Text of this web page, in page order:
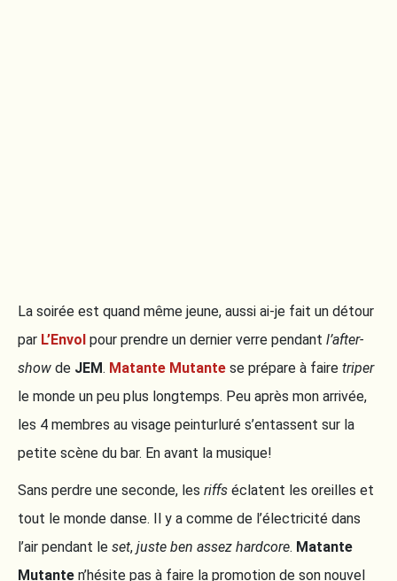
La soirée est quand même jeune, aussi ai-je fait un détour
par L’Envol pour prendre un dernier verre pendant l’after-
show de JEM. Matante Mutante se prépare à faire triper
le monde un peu plus longtemps. Peu après mon arrivée,
les 4 membres au visage peinturluré s’entassent sur la
petite scène du bar. En avant la musique!
Sans perdre une seconde, les riffs éclatent les oreilles et
tout le monde danse. Il y a comme de l’électricité dans
l’air pendant le set, juste ben assez hardcore. Matante
Mutante n’hésite pas à faire la promotion de son nouvel